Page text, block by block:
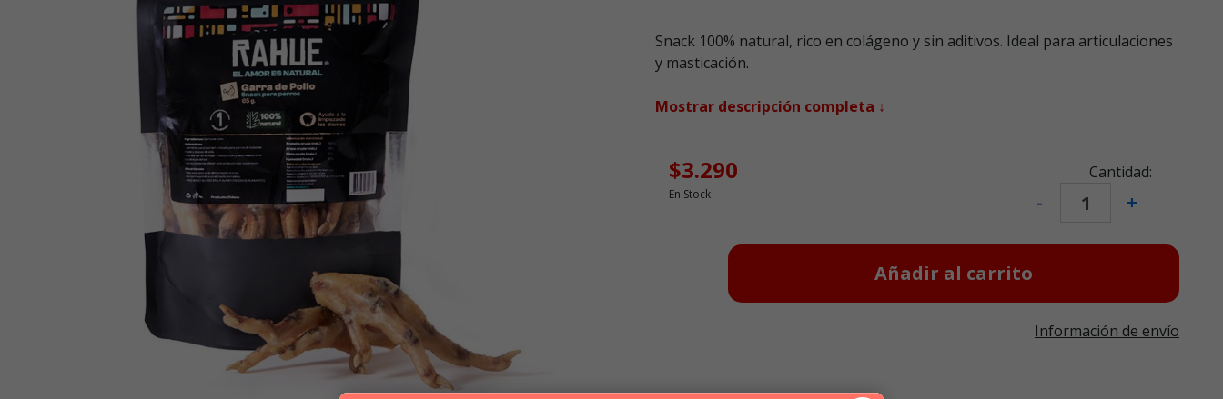
Snack 100% natural, rico en colágeno y sin aditivos. Ideal para articulaciones
y masticación.
Mostrar descripción completa ↓
Cantidad:
- +
$3.290
En Stock
Añadir al carrito
Información de envío